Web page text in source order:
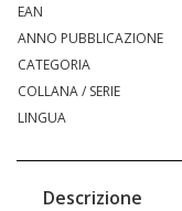
EAN
ANNO PUBBLICAZIONE
CATEGORIA
COLLANA / SERIE
LINGUA
Descrizione